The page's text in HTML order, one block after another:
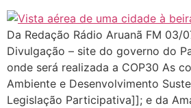
Da Redação Rádio Aruanã FM 03/
Divulgação – site do governo do
onde será realizada a COP30 As
Ambiente e Desenvolvimento
Legislação Participativa]]; e da